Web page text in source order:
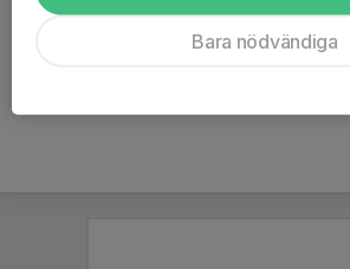
Bara nödvändiga